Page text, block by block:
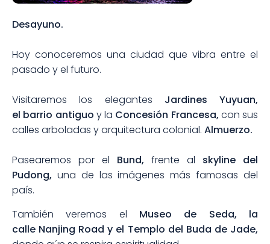
Desayuno.
Hoy conoceremos una ciudad que vibra entre el
pasado y el futuro.
Visitaremos los elegantes Jardines Yuyuan,
el barrio antiguo y la Concesión Francesa, con sus
calles arboladas y arquitectura colonial. Almuerzo.
Pasearemos por el Bund, frente al skyline del
Pudong, una de las imágenes más famosas del
país.
También veremos el Museo de Seda, la
calle Nanjing Road y el Templo del Buda de Jade,